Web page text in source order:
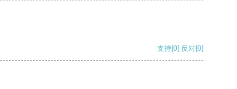
支持[0] 反对[0]